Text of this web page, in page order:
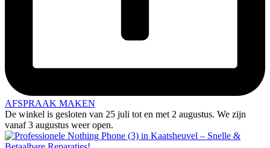
AFSPRAAK MAKEN
De winkel is gesloten van 25 juli tot en met 2 augustus. We zijn
vanaf 3 augustus weer open.